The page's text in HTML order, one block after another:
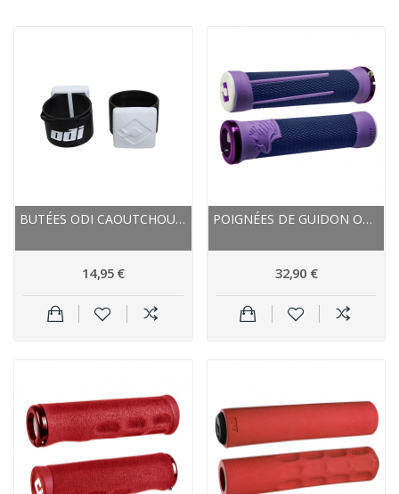
BUTÉES ODI CAOUTCHOUC BUMPER 35 BLANC NOIR...
14,95 €
POIGNÉES DE GUIDON ODI CAOUTCHOUC AARONGWIN...
32,90 €